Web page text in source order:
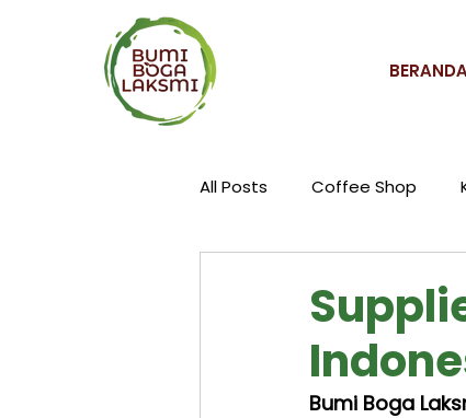
All Posts Coffee Shop
Bumi Boga